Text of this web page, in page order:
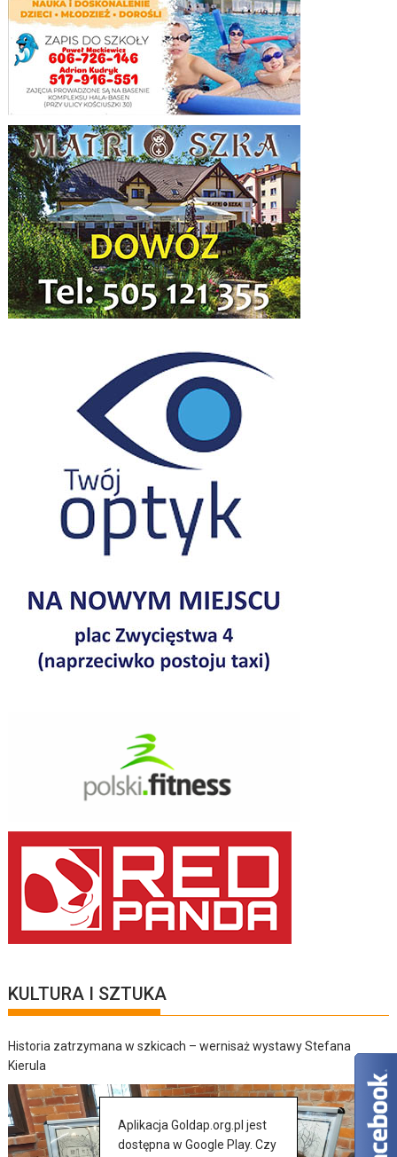
KULTURA I SZTUKA
Historia zatrzymana w szkicach – wernisaż wystawy Stefana
Kierula
Aplikacja Goldap.org.pl jest
dostępna w Google Play. Czy